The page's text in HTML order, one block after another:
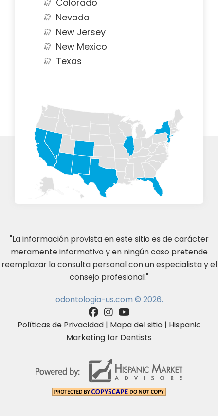
Colorado
Nevada
New Jersey
New Mexico
Texas
"La información provista en este sitio es de carácter
meramente informativo y en ningún caso pretende
reemplazar la consulta personal con un especialista y el
consejo profesional."
odontologia-us.com © 2026.
Políticas de Privacidad| Mapa del sitio | Hispanic
Marketing for Dentists